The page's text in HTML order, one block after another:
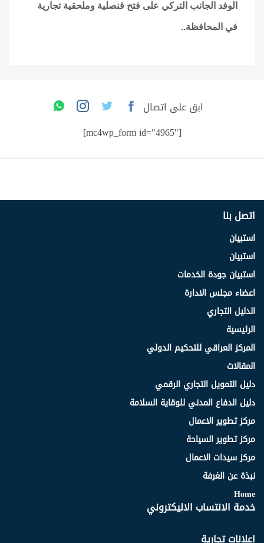
الوفد الجانب التركي على فتح قنصلية وملحقية تجارية
في المحافظة..
ابق على اتصال
[mc4wp_form id="4965"]
اتصل بنا
استبيان
استبيان
استبيان جودة الخدمات
اعضاء مجلس الادارة
الدليل التجاري
الرئيسية
المركز العراقي للتحكيم الدولي
المقالات
دليل التمويل التجاري الرقمي
دليل الدفاع المدني للوقاية السلامة
مركز تطوير الاعمال
مركز تطوير السياحة
مركز سيدات الاعمال
نبذة عن الغرفة
Home
خدمة الانتساب الاليكتروني
اعلانات تجارية